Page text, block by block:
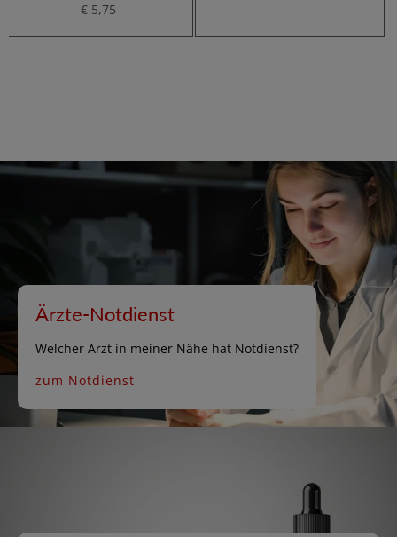
€ 5,75
Ärzte-Notdienst
Welcher Arzt in meiner Nähe hat Notdienst?
zum Notdienst